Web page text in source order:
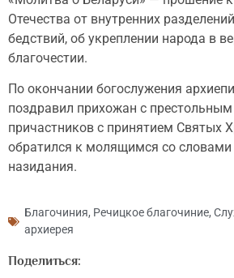
Отечества от внутренних
бедствий, об укреплении народа в
благочестии.
По окончании богослужения
поздравил прихожан с
причастников с принятием Святых
обратился к молящимся со словами
назидания.
Благочиния, Речицкое благочиние,
архиерея
Поделиться: